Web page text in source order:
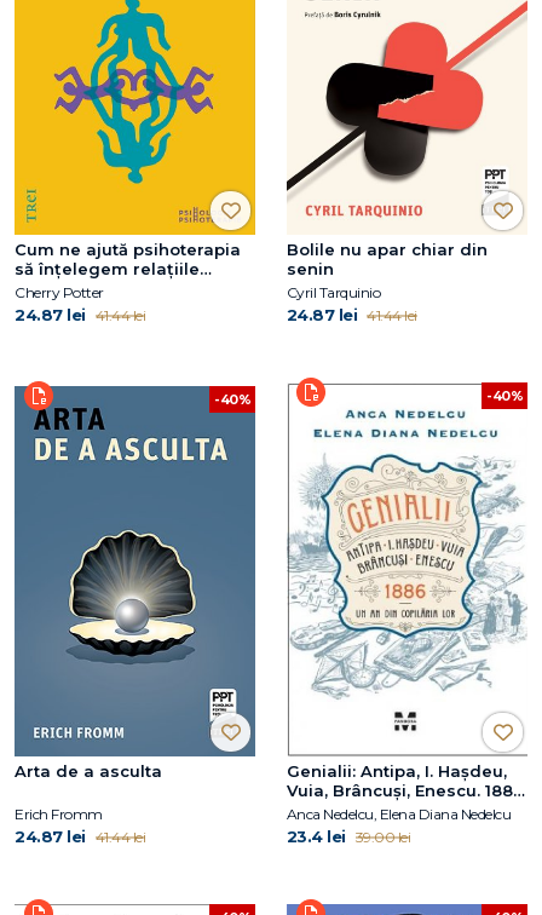
Cum ne ajută psihoterapia
să înțelegem relațiile
sexuale
Cherry Potter
24.87 lei 41.44 lei
Bolile nu apar chiar din
senin
Cyril Tarquinio
24.87 lei 41.44 lei
-40%
Arta de a asculta
Erich Fromm
24.87 lei 41.44 lei
-40%
Genialii: Antipa, I. Hașdeu,
Vuia, Brâncuși, Enescu. 1886
– Un an din copilăria lor
Anca Nedelcu, Elena Diana Nedelcu
23.4 lei 39.00 lei